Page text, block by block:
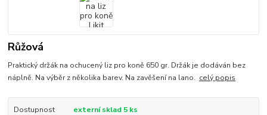
Růžová
Praktický držák na ochucený liz pro koně 650 gr. Držák je dodáván bez
náplně. Na výběr z několika barev. Na zavěšení na lano. celý popis
Dostupnost
externí sklad 5 ks